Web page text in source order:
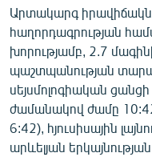
ՏԵՍԱՆՅՈՒԹԵՐ
ԲԱՆԱՎԵՃ
ՁԳՏԵԼՈՎ
ՓՈԴՔԱՍԹ
Հայերեն
Արտակարգ
հաղորդագրության
խորությամբ, 2.7
պաշտպանության
սեյսմոլոգիական
ժամանակով ժամը
6:42), հյուսիսային
արևելյան